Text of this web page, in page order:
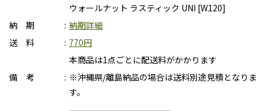
ウォールナット ラスティック UNI [W120]
納 期
納期詳細
送 料
770円
本商品は1点ごとに配送料がかかります
備 考
※沖縄県/離島納品の場合は送料別途見積となりま
す。